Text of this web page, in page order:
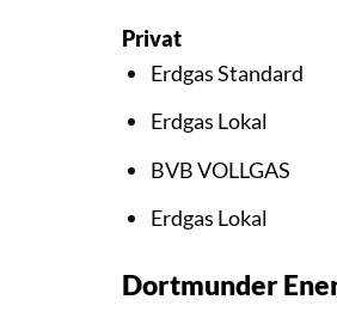
Privat
Erdgas Standard
Erdgas Lokal
BVB VOLLGAS
Erdgas Lokal
Dortmunder